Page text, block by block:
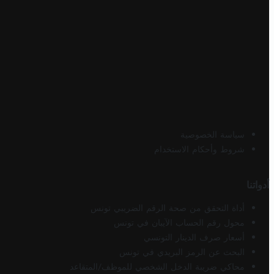
سياسة الخصوصية
شروط وأحكام الاستخدام
أدواتنا
أداة التحقق من صحة الرقم الضريبي تونس
محول رقم الحساب الآيبان في تونس
أسعار صرف الدينار التونسي
البحث عن الرمز البريدي في تونس
محاكي ضريبة الدخل الشخصي للموظف/المتقاعد